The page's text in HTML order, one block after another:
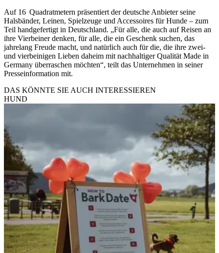
Auf 16 Quadratmetern präsentiert der deutsche Anbieter seine
Halsbänder, Leinen, Spielzeuge und Accessoires für Hunde – zum
Teil handgefertigt in Deutschland. „Für alle, die auch auf Reisen an
ihre Vierbeiner denken, für alle, die ein Geschenk suchen, das
jahrelang Freude macht, und natürlich auch für die, die ihre zwei-
und vierbeinigen Lieben daheim mit nachhaltiger Qualität Made in
Germany überraschen möchten“, teilt das Unternehmen in seiner
Presseinformation mit.
DAS KÖNNTE SIE AUCH INTERESSIEREN
HUND